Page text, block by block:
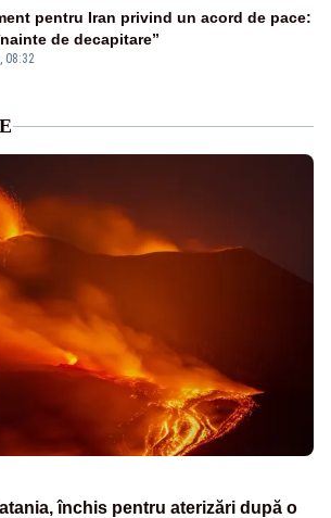
08:32
pentru Iran privind un acord de pace:
de decapitare”
închis pentru aterizări după o